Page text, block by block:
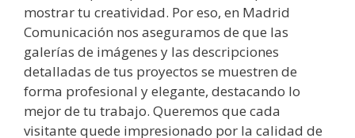
mostrar tu creatividad. Por eso, en Madrid
Comunicación nos aseguramos de que las
galerías de imágenes y las descripciones
detalladas de tus proyectos se muestren de
forma profesional y elegante, destacando lo
mejor de tu trabajo. Queremos que cada
visitante quede impresionado por la calidad de